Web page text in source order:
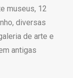
museus, 12
diversas
de arte e
antigas